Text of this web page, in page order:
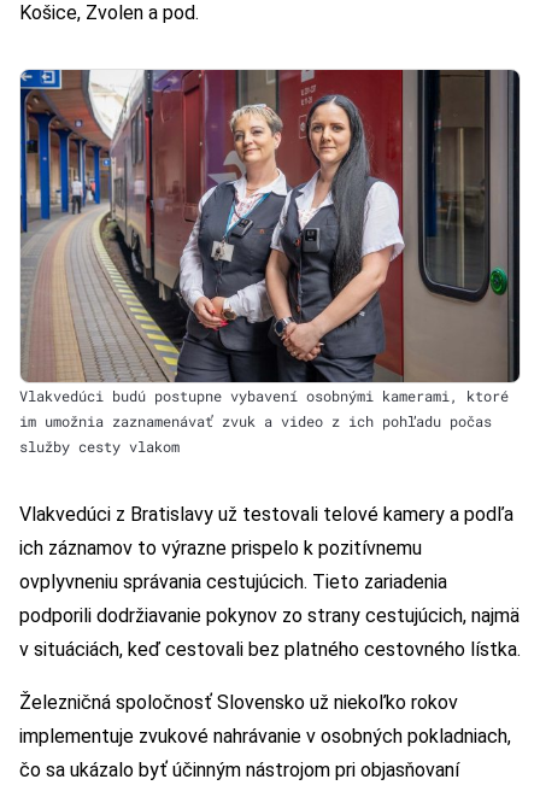
Košice, Zvolen a pod.
Vlakvedúci budú postupne vybavení osobnými kamerami, ktoré
im umožnia zaznamenávať zvuk a video z ich pohľadu počas
služby cesty vlakom
Vlakvedúci z Bratislavy už testovali telové kamery a podľa
ich záznamov to výrazne prispelo k pozitívnemu
ovplyvneniu správania cestujúcich. Tieto zariadenia
podporili dodržiavanie pokynov zo strany cestujúcich, najmä
v situáciách, keď cestovali bez platného cestovného lístka.
Železničná spoločnosť Slovensko už niekoľko rokov
implementuje zvukové nahrávanie v osobných pokladniach,
čo sa ukázalo byť účinným nástrojom pri objasňovaní